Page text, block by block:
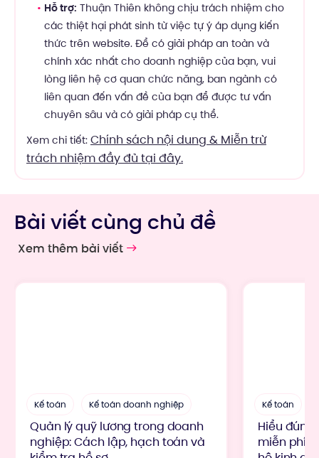
Hỗ trợ: Thuận Thiên không chịu trách nhiệm cho
các thiệt hại phát sinh từ việc tự ý áp dụng kiến
thức trên website. Để có giải pháp an toàn và
chính xác nhất cho doanh nghiệp của bạn, vui
lòng liên hệ cơ quan chức năng, ban ngành có
liên quan đến vấn đề của bạn để được tư vấn
chuyên sâu và có giải pháp cụ thể.
Xem chi tiết: Chính sách nội dung & Miễn trừ
trách nhiệm đầy đủ tại đây.
Bài viết cùng chủ đề
Xem thêm bài viết
Kế toán Kế toán doanh nghiệp
Quản lý quỹ lương trong doanh
nghiệp: Cách lập, hạch toán và
Kế toán
Hiểu
miễn phí